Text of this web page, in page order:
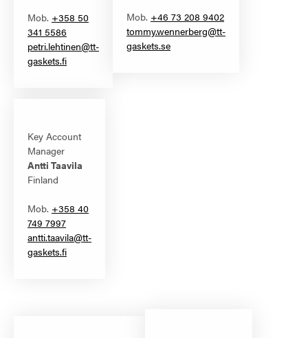
Mob. +358 50
341 5586
petri.lehtinen@tt-
gaskets.fi
Mob. +46 73 208 9402
tommy.wennerberg@tt-
gaskets.se
Key Account
Manager
Antti Taavila
Finland
Mob. +358 40
749 7997
antti.taavila@tt-
gaskets.fi